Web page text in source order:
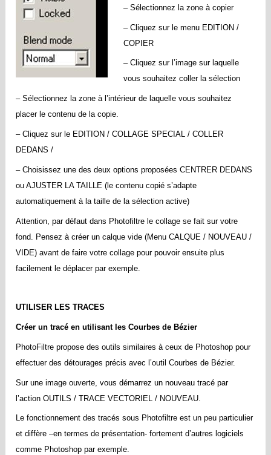
– Sélectionnez la zone à copier
– Cliquez sur le menu EDITION /
COPIER
– Cliquez sur l’image sur laquelle
vous souhaitez coller la sélection
– Sélectionnez la zone à l’intérieur de laquelle vous souhaitez
placer le contenu de la copie.
– Cliquez sur le EDITION / COLLAGE SPECIAL / COLLER
DEDANS /
– Choisissez une des deux options proposées CENTRER DEDANS
ou AJUSTER LA TAILLE (le contenu copié s’adapte
automatiquement à la taille de la sélection active)
Attention, par défaut dans Photofiltre le collage se fait sur votre
fond. Pensez à créer un calque vide (Menu CALQUE / NOUVEAU /
VIDE) avant de faire votre collage pour pouvoir ensuite plus
facilement le déplacer par exemple.
UTILISER LES TRACES
Créer un tracé en utilisant les Courbes de Bézier
PhotoFiltre propose des outils similaires à ceux de Photoshop pour
effectuer des détourages précis avec l’outil Courbes de Bézier.
Sur une image ouverte, vous démarrez un nouveau tracé par
l’action OUTILS / TRACE VECTORIEL / NOUVEAU.
Le fonctionnement des tracés sous Photofiltre est un peu particulier
et diffère –en termes de présentation- fortement d’autres logiciels
comme Photoshop par exemple.